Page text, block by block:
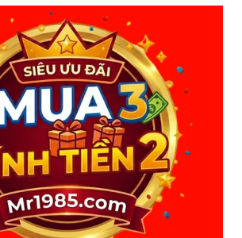
sử dụng bao cao su đôn dên hở
sạch sẽ sản phẩm trước khi sử dụng
vật cương cứng rồi đeo vào như những
thường
bằng cách đưa quai đeo vào cuống tinh
bôi trơn thoa đều lên miệng âm đạo để